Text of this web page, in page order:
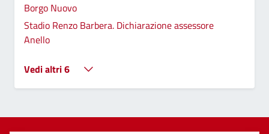
Borgo Nuovo
Stadio Renzo Barbera. Dichiarazione assessore
Anello
Vedi altri 6